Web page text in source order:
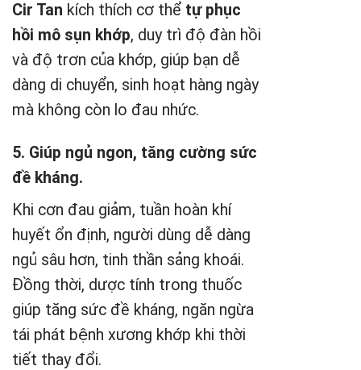
Cir Tan kích thích cơ thể tự phục
hồi mô sụn khớp, duy trì độ đàn hồi
và độ trơn của khớp, giúp bạn dễ
dàng di chuyển, sinh hoạt hàng ngày
mà không còn lo đau nhức.
5. Giúp ngủ ngon, tăng cường sức
đề kháng.
Khi cơn đau giảm, tuần hoàn khí
huyết ổn định, người dùng dễ dàng
ngủ sâu hơn, tinh thần sảng khoái.
Đồng thời, dược tính trong thuốc
giúp tăng sức đề kháng, ngăn ngừa
tái phát bệnh xương khớp khi thời
tiết thay đổi.